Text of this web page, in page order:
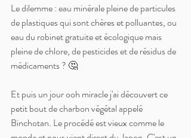
Le dilemme : eau minérale pleine de particules
de plastiques qui sont chères et polluantes, ou
eau du robinet gratuite et écologique mais
pleine de chlore, de pesticides et de résidus de
médicaments ? 🤔
Et puis un jour ooh miracle j'ai découvert ce
petit bout de charbon végétal appelé
Binchotan. Le procédé est vieux comme le